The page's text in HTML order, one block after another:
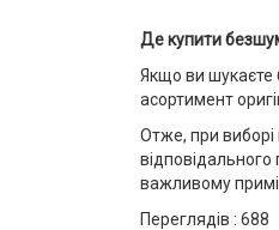
Де купити
Якщо ви шукаєте
асортимент
Отже, при виборі
важливому
Переглядів : 688